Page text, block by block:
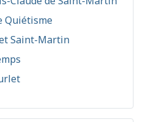
Quiétisme
Saint-Martin